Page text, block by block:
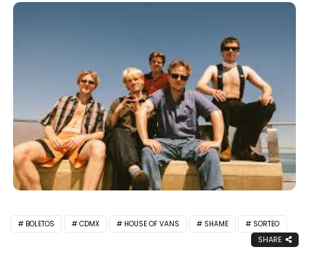
BOLETOS CDMX HOUSE OF VANS SHAME SORTEO
SHARE